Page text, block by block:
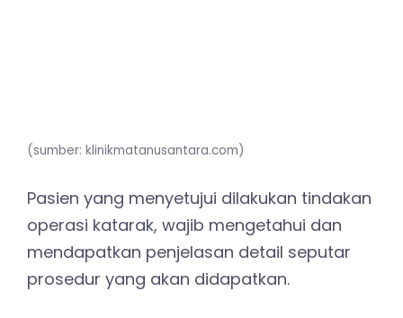
(sumber: klinikmatanusantara.com)
Pasien yang menyetujui dilakukan tindakan
operasi katarak, wajib mengetahui dan
mendapatkan penjelasan detail seputar
prosedur yang akan didapatkan.